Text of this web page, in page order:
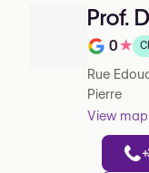
Prof.
Note de
0★
Rue
Pierre
View map